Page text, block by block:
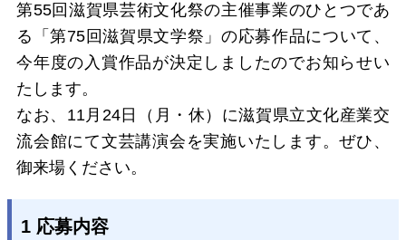
第55回滋賀県芸術文化祭の主催事業のひとつであ
る「第75回滋賀県文学祭」の応募作品について、
今年度の入賞作品が決定しましたのでお知らせい
たします。
なお、11月24日（月・休）に滋賀県立文化産業交
流会館にて文芸講演会を実施いたします。ぜひ、
御来場ください。
1 応募内容